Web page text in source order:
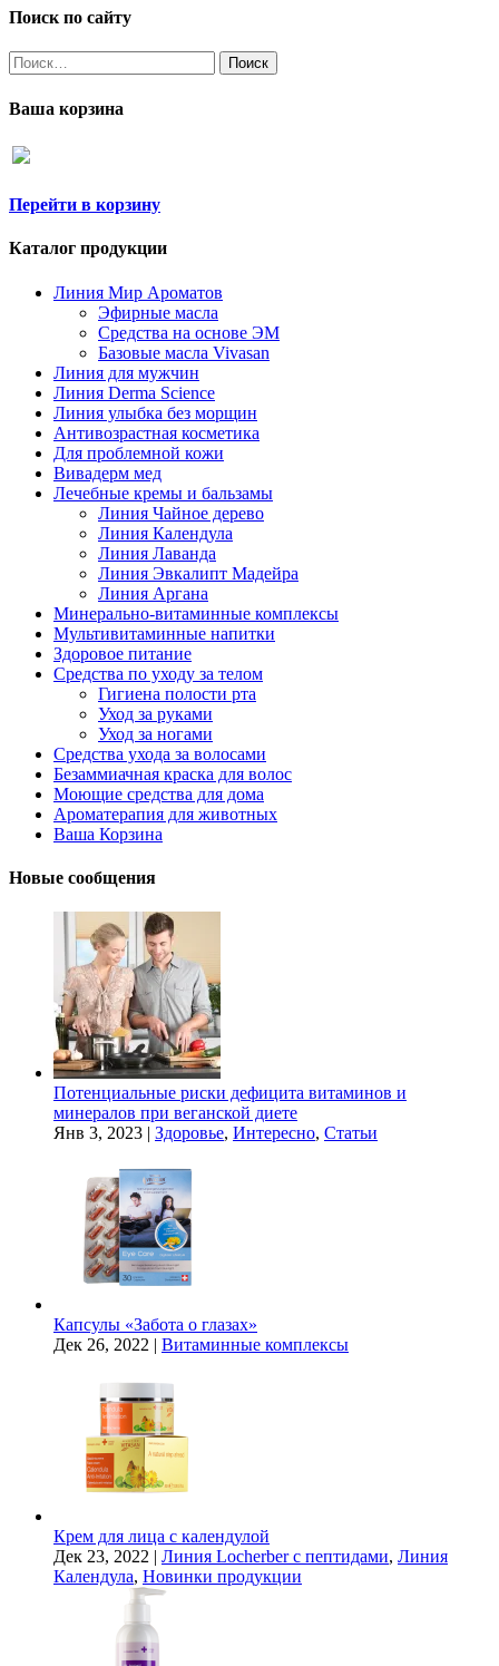
Поиск по сайту
Найти:
Ваша корзина
Перейти в корзину
Каталог продукции
Линия Мир Ароматов
Эфирные масла
Средства на основе ЭМ
Базовые масла Vivasan
Линия для мужчин
Линия Derma Science
Линия улыбка без морщин
Антивозрастная косметика
Для проблемной кожи
Вивадерм мед
Лечебные кремы и бальзамы
Линия Чайное дерево
Линия Календула
Линия Лаванда
Линия Эвкалипт Мадейра
Линия Аргана
Минерально-витаминные комплексы
Мультивитаминные напитки
Здоровое питание
Средства по уходу за телом
Гигиена полости рта
Уход за руками
Уход за ногами
Средства ухода за волосами
Безаммиачная краска для волос
Моющие средства для дома
Ароматерапия для животных
Ваша Корзина
Новые сообщения
Потенциальные риски дефицита витаминов и
минералов при веганской диете
Янв 3, 2023 | Здоровье, Интересно, Статьи
Капсулы «Забота о глазах»
Дек 26, 2022 | Витаминные комплексы
Крем для лица с календулой
Дек 23, 2022 | Линия Locherber с пептидами, Линия
Календула, Новинки продукции